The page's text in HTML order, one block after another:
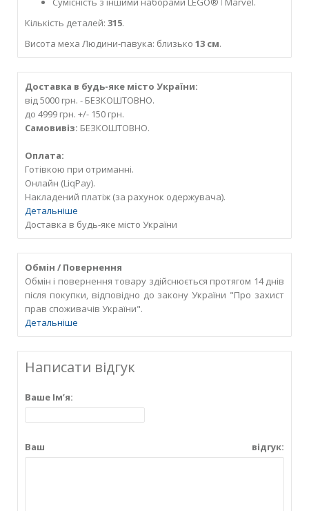
Кількість деталей: 315.
Висота меха Людини-павука: близько 13 см.
Доставка в будь-яке місто України:
від 5000 грн. - БЕЗКОШТОВНО.
до 4999 грн. +/- 150 грн.
Самовивіз: БЕЗКОШТОВНО.
Оплата:
Готівкою при отриманні.
Онлайн (LiqPay).
Накладений платіж (за рахунок одержувача).
Детальніше
Доставка в будь-яке місто України
Обмін / Повернення
Обмін і повернення товару здійснюється протягом 14 днів
після покупки, відповідно до закону України "Про захист
прав споживачів України".
Детальніше
Написати відгук
Ваше Ім’я:
Ваш відгук: